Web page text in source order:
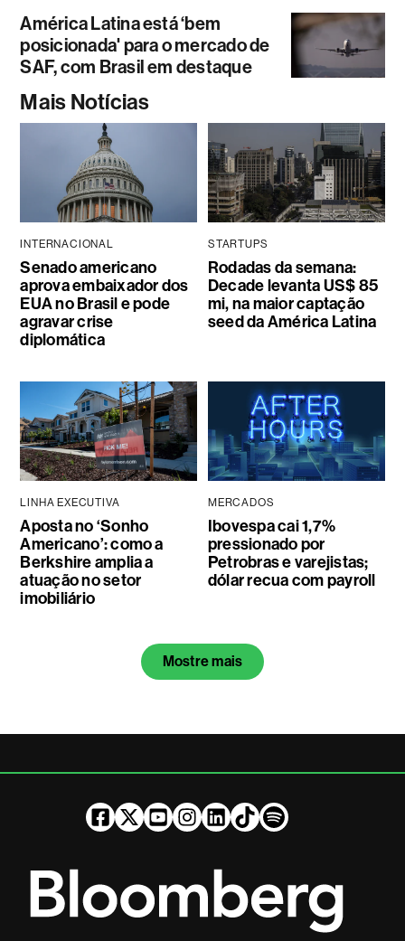
América Latina está ‘bem
posicionada' para o mercado de
SAF, com Brasil em destaque
Mais Notícias
INTERNACIONAL
Senado americano
aprova embaixador dos
EUA no Brasil e pode
agravar crise
diplomática
STARTUPS
Rodadas da semana:
Decade levanta US$ 85
mi, na maior captação
seed da América Latina
LINHA EXECUTIVA
Aposta no ‘Sonho
Americano’: como a
Berkshire amplia a
atuação no setor
imobiliário
MERCADOS
Ibovespa cai 1,7%
pressionado por
Petrobras e varejistas;
dólar recua com payroll
Mostre mais